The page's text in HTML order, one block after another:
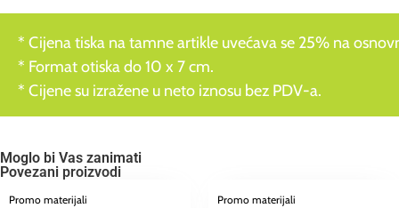
* Cijena tiska na tamne artikle uvećava se 25% na
* Format otiska do 10 x 7 cm.
* Cijene su izražene u neto iznosu bez PDV-a.
Moglo bi Vas zanimati
Povezani proizvodi
Promo materijali Promo materijali